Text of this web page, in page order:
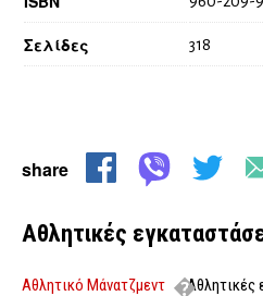
Σελίδες 318
share
Αθλητικές
Αθλητικό Μάνατζμεντ Αθλητικές